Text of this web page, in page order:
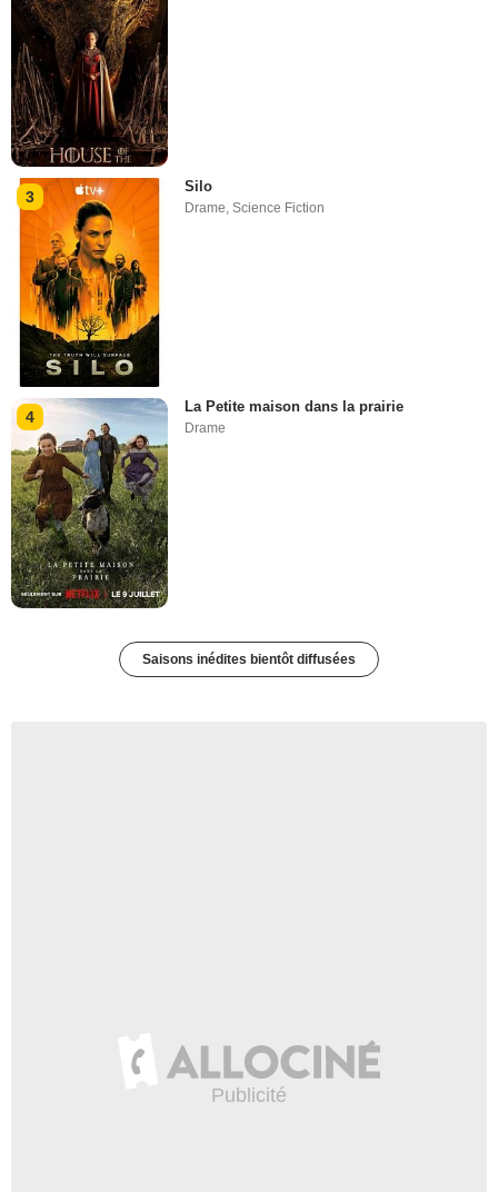
3
Silo
Drame,Science Fiction
4
La Petite maison dans la prairie
Drame
Saisons inédites bientôt diffusées